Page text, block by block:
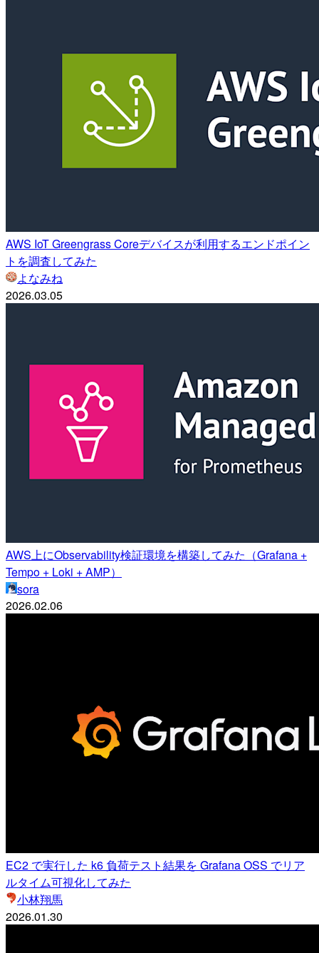
AWS IoT Greengrass Coreデバイスが利用するエンドポイン
トを調査してみた
よなみね
2026.03.05
AWS上にObservability検証環境を構築してみた（Grafana +
Tempo + Loki + AMP）
sora
2026.02.06
EC2 で実行した k6 負荷テスト結果を Grafana OSS でリア
ルタイム可視化してみた
小林翔馬
2026.01.30